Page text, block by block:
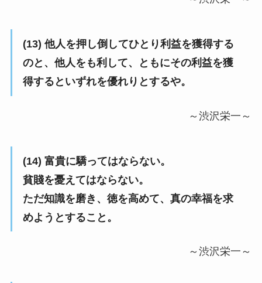
(13) 他人を押し倒してひとり利益を獲得する
のと、他人をも利して、ともにその利益を獲
得するといずれを優れりとするや。
～渋沢栄一～
(14) 富貴に驕ってはならない。
貧賤を憂えてはならない。
ただ知識を磨き、徳を高めて、真の幸福を求
めようとすること。
～渋沢栄一～